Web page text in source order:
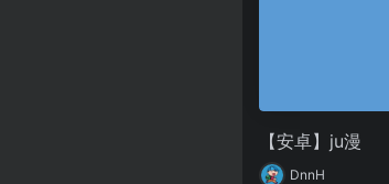
【安卓】ju漫
DnnH